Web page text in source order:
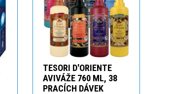
TESORI D'ORIENTE
AVIVÁŽE 760 ML, 38
PRACÍCH DÁVEK